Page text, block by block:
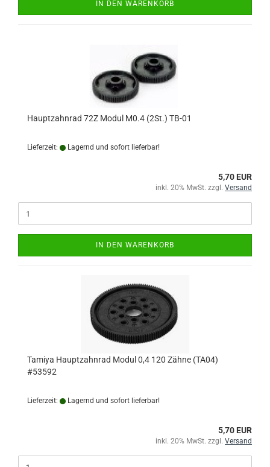
IN DEN WARENKORB
Hauptzahnrad 72Z Modul M0.4 (2St.) TB-01
Lieferzeit: Lagernd und sofort lieferbar!
5,70 EUR
inkl. 20% MwSt. zzgl. Versand
IN DEN WARENKORB
Tamiya Hauptzahnrad Modul 0,4 120 Zähne (TA04)
#53592
Lieferzeit: Lagernd und sofort lieferbar!
5,70 EUR
inkl. 20% MwSt. zzgl. Versand